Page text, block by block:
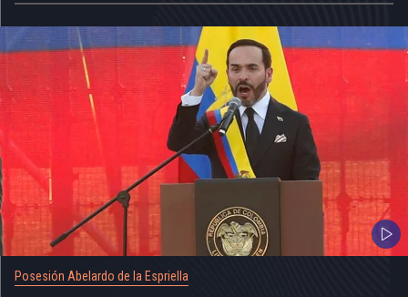
Posesión Abelardo de la Espriella